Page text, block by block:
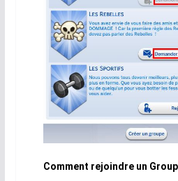
Comment rejoindre un